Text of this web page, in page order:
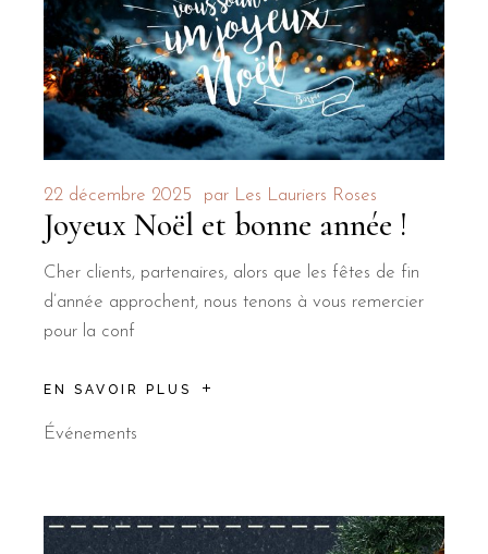
22 décembre 2025 par Les Lauriers Roses
Joyeux Noël et bonne année !
Cher clients, partenaires, alors que les fêtes de fin
d’année approchent, nous tenons à vous remercier
pour la conf
EN SAVOIR PLUS
Événements